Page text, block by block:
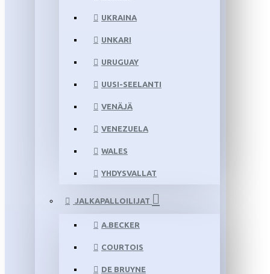
UKRAINA
UNKARI
URUGUAY
UUSI-SEELANTI
VENÄJÄ
VENEZUELA
WALES
YHDYSVALLAT
JALKAPALLOILIJAT
A.BECKER
COURTOIS
DE BRUYNE